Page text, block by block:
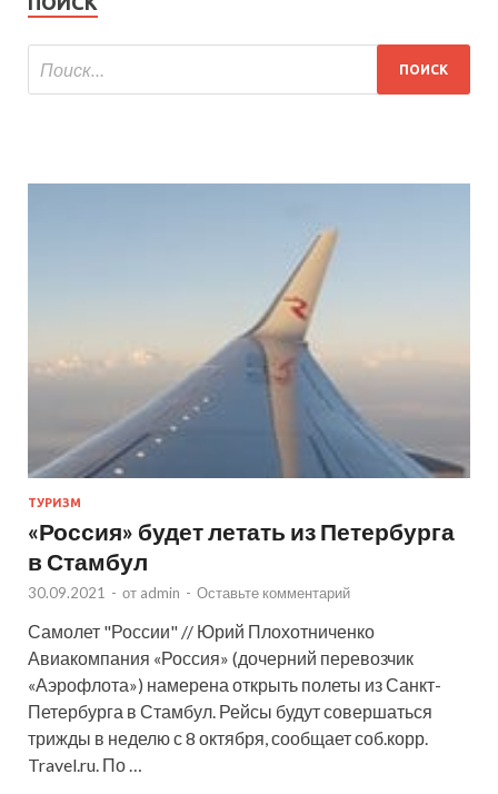
ТУРИЗМ
«Россия» будет летать из Петербурга
в Стамбул
30.09.2021 - от admin - Оставьте комментарий
Самолет "России" // Юрий Плохотниченко
Авиакомпания «Россия» (дочерний перевозчик
«Аэрофлота») намерена открыть полеты из Санкт-
Петербурга в Стамбул. Рейсы будут совершаться
трижды в неделю с 8 октября, сообщает соб.корр.
Travel.ru. По …